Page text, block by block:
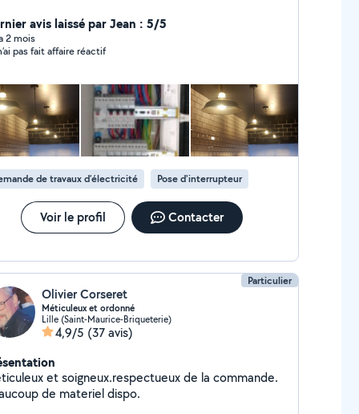
avis laissé par Jean : 5/5
2 mois
Je n’ai pas fait affaire réactif
de travaux d’électricité Pose d'interrupteur
Voir le profil Contacter
Particulier
Olivier Corseret
Méticuleux et ordonné
Lille (Saint-Maurice-Briqueterie)
4,9/5 (37 avis)
et soigneux.respectueux de la commande.
de materiel dispo.